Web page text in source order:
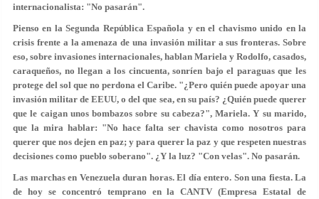
internacionalista: "No pasarán".
Pienso en la Segunda República Española y en el chavismo unido en la
crisis frente a la amenaza de una invasión militar a sus fronteras. Sobre
eso, sobre invasiones internacionales, hablan Mariela y Rodolfo, casados,
caraqueños, no llegan a los cincuenta, sonríen bajo el paraguas que les
protege del sol que no perdona el Caribe. "¿Pero quién puede apoyar una
invasión militar de EEUU, o del que sea, en su país? ¿Quién puede querer
que le caigan unos bombazos sobre su cabeza?", Mariela. Y su marido,
que la mira hablar: "No hace falta ser chavista como nosotros para
querer que nos dejen en paz; y para querer la paz y que respeten nuestras
decisiones como pueblo soberano". ¿Y la luz? "Con velas". No pasarán.
Las marchas en Venezuela duran horas. El día entero. Son una fiesta. La
de hoy se concentró temprano en la CANTV (Empresa Estatal de